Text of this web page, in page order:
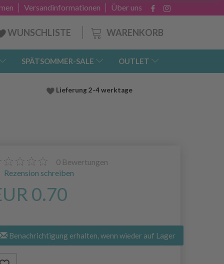
Über uns
Versandinformationen
WARENKORB
WUNSCHLISTE
SPÄTSOMMER-SALE OUTLET
Lieferung 2-4 werktage
0 Bewertungen
Rezension schreiben
0.70
Benachrichtigung erhalten, wenn wieder auf Lager